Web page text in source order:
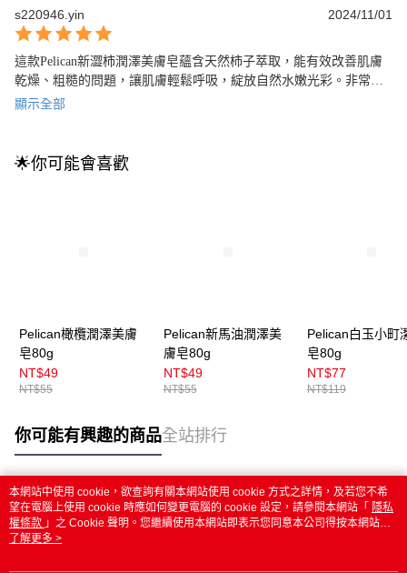
s220946.yin 2024/11/01
這款Pelican新澀柿潤澤美膚皂蘊含天然柿子萃取，能有效改善肌膚
乾燥、粗糙的問題，讓肌膚輕鬆呼吸，綻放自然水嫩光彩。非常適
合乾性肌膚的保養必備品。
顯示全部
🌟你可能會喜歡
Pelican橄欖潤澤美膚
皂80g
NT$49
NT$55
Pelican新馬油潤澤美
膚皂80g
NT$49
NT$55
Pelican白玉小町
皂80g
NT$77
NT$119
你可能有興趣的商品全站排行
熱門標籤
本網站中使用 cookie，欲查詢有關本網站使用 cookie 方式之詳情，及若您不希
望在電腦上使用 cookie 時應如何變更電腦的 cookie 設定，請參閱本網站「 隱私
權條款 」之 Cookie 聲明。您繼續使用本網站即表示您同意本公司得按本網站使
用條款之 Cookie 聲明使用 cookie。
了解更多 >